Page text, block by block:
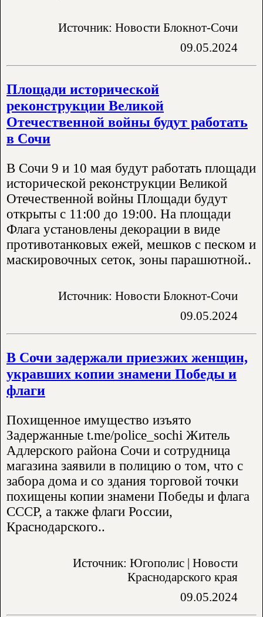
Источник: Новости Блокнот-Сочи
09.05.2024
Площади исторической
реконструкции Великой
Отечественной войны будут работать
в Сочи
В Сочи 9 и 10 мая будут работать площади
исторической реконструкции Великой
Отечественной войны Площади будут
открыты с 11:00 до 19:00. На площади
Флага установлены декорации в виде
противотанковых ежей, мешков с песком и
маскировочных сеток, зоны парашютной..
Источник: Новости Блокнот-Сочи
09.05.2024
В Сочи задержали приезжих женщин,
укравших копии знамени Победы и
флаги
Похищенное имущество изъято
Задержанные t.me/police_sochi Житель
Адлерского района Сочи и сотрудница
магазина заявили в полицию о том, что с
забора дома и со здания торговой точки
похищены копии знамени Победы и флага
СССР, а также флаги России,
Краснодарского..
Источник: Югополис | Новости
Краснодарского края
09.05.2024